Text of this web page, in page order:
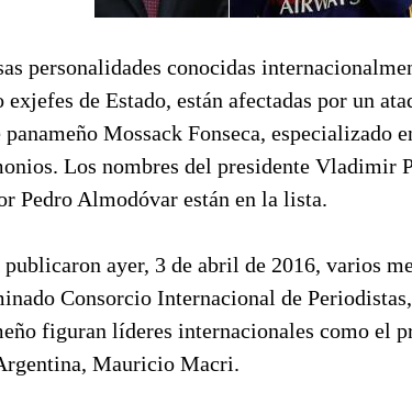
personalidades conocidas
exjefes de Estado, están afectadas por un
panameño Mossack Fonseca, especializado
Los nombres del presidente Vladimir
Pedro Almodóvar están en la lista.
publicaron ayer, 3 de abril de 2016, varios
Consorcio Internacional de
figuran líderes internacionales como el
Mauricio Macri.